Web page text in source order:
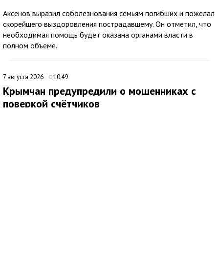
Аксёнов выразил соболезнования семьям погибших и пожелал
скорейшего выздоровления пострадавшему. Он отметил, что
необходимая помощь будет оказана органами власти в
полном объеме.
7 августа 2026 10:49
Крымчан предупредили о мошенниках с
поверкой счётчиков